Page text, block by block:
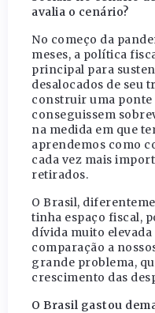
avalia o cenário?
No começo da
meses, a política
principal para
desalocados de seu
construir uma ponte
conseguissem
na medida em que
aprendemos como
cada vez mais
retirados.
O Brasil,
tinha espaço fiscal,
dívida muito elevada
comparação a
grande problema,
crescimento das
O Brasil gastou